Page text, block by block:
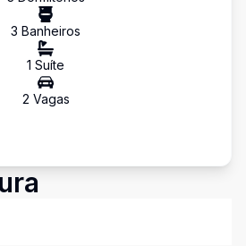
3 Banheiros
1 Suíte
2 Vagas